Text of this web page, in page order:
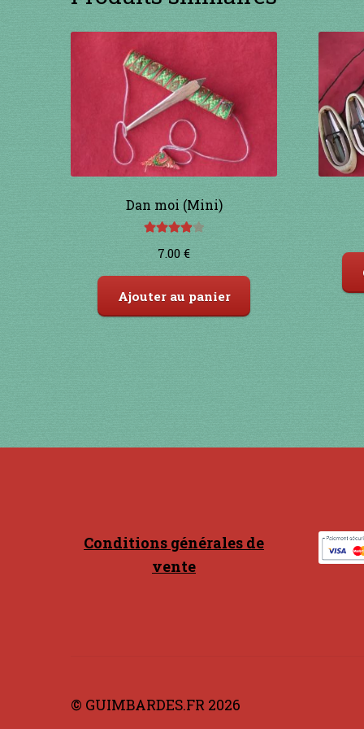
Dan moi (Mini)
sur 5
7.00€
Ajouter au panier
Conditions générales de
vente
© GUIMBARDES.FR 2026